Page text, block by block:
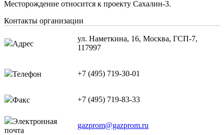
Месторождение относится к проекту Сахалин-3.
Контакты организации
Адрес
ул. Наметкина, 16, Москва, ГСП-7,
117997
Телефон +7 (495) 719-30-01
Факс +7 (495) 719-83-33
Электронная
почта
gazprom@gazprom.ru